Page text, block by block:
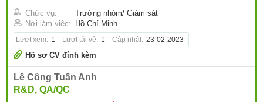
Chức vụ:
Trưởng nhóm/ Giám sát
Nơi làm việc:
Hồ Chí Minh
Lượt xem: 1 Lượt tải về: 1 Cập nhật: 23-02-2023
Hồ sơ CV đính kèm
Lê Công Tuấn Anh
R&D, QA/QC